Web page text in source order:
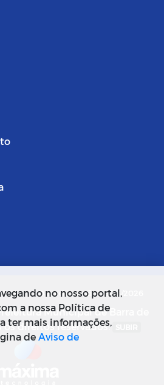
Data da Versão: 18/03/2026
Municipal de Barra de
os direitos reservados.
no nosso portal,
a nossa Política de
ter mais informações,
deAviso de